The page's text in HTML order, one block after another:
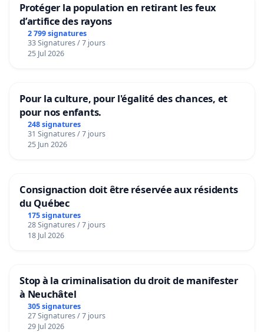
Protéger la population en retirant les feux
d’artifice des rayons
2 799 signatures
33 Signatures / 7 jours
25 Jul 2026
Pour la culture, pour l'égalité des chances, et
pour nos enfants.
248 signatures
31 Signatures / 7 jours
25 Jun 2026
Consignaction doit être réservée aux résidents
du Québec
175 signatures
28 Signatures / 7 jours
18 Jul 2026
Stop à la criminalisation du droit de manifester
à Neuchâtel
305 signatures
27 Signatures / 7 jours
29 Jul 2026